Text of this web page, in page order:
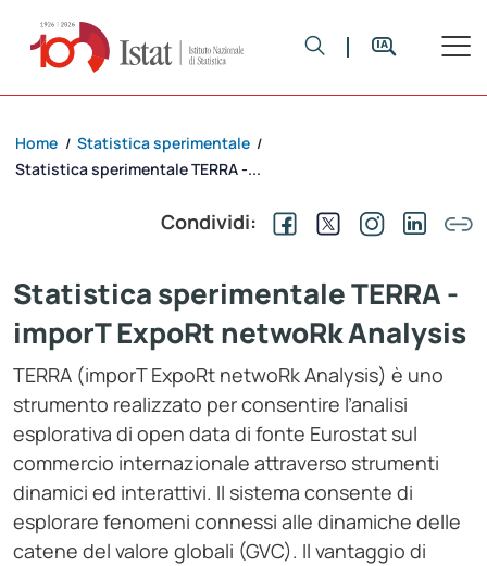
Home / Statistica sperimentale /
Statistica sperimentale TERRA -...
Condividi:
Statistica sperimentale TERRA -
imporT ExpoRt netwoRk Analysis
TERRA (imporT ExpoRt netwoRk Analysis) è uno
strumento realizzato per consentire l’analisi
esplorativa di open data di fonte Eurostat sul
commercio internazionale attraverso strumenti
dinamici ed interattivi. Il sistema consente di
esplorare fenomeni connessi alle dinamiche delle
catene del valore globali (GVC). Il vantaggio di